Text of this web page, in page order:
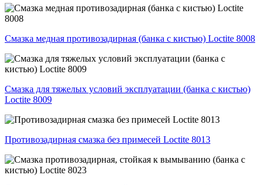
Смазка медная противозадирная (банка с кистью) Loctite 8008
Смазка для тяжелых условий эксплуатации (банка с кистью)
Loctite 8009
Противозадирная смазка без примесей Loctite 8013